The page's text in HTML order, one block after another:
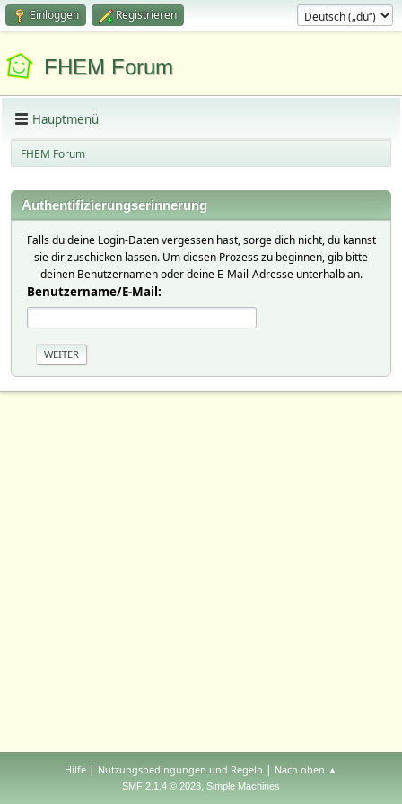
Einloggen Registrieren
FHEM Forum
Hauptmenü
FHEM Forum
Authentifizierungserinnerung
Falls du deine Login-Daten vergessen hast, sorge dich nicht, du kannst
sie dir zuschicken lassen. Um diesen Prozess zu beginnen, gib bitte
deinen Benutzernamen oder deine E-Mail-Adresse unterhalb an.
Benutzername/E-Mail:
Hilfe | Nutzungsbedingungen und Regeln | Nach oben ▲
SMF 2.1.4 © 2023, Simple Machines